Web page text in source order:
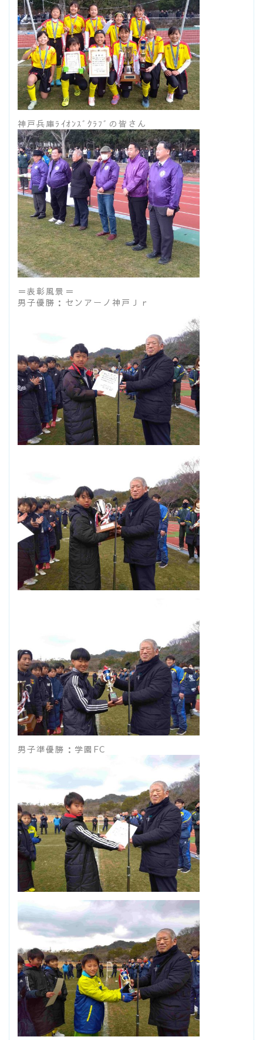
神戸兵庫ﾗｲｵﾝｽﾞｸﾗﾌﾞの皆さん
＝表彰風景＝
男子優勝：センアーノ神戸Ｊｒ
男子準優勝：学園FC